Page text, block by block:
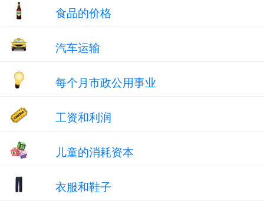
食品的价格
汽车运输
每个月市政公用事业
工资和利润
儿童的消耗资本
衣服和鞋子